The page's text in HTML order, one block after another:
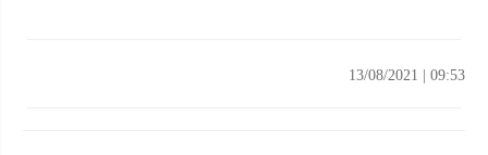
13/08/2021 09:53